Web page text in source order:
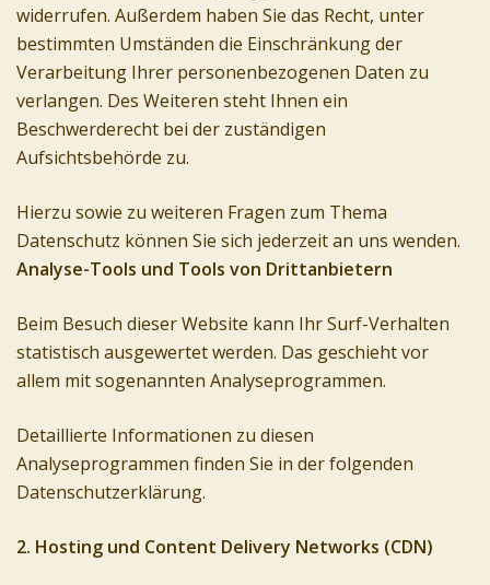
widerrufen. Außerdem haben Sie das Recht, unter
bestimmten Umständen die Einschränkung der
Verarbeitung Ihrer personenbezogenen Daten zu
verlangen. Des Weiteren steht Ihnen ein
Beschwerderecht bei der zuständigen
Aufsichtsbehörde zu.
Hierzu sowie zu weiteren Fragen zum Thema
Datenschutz können Sie sich jederzeit an uns wenden.
Analyse-Tools und Tools von Drittanbietern
Beim Besuch dieser Website kann Ihr Surf-Verhalten
statistisch ausgewertet werden. Das geschieht vor
allem mit sogenannten Analyseprogrammen.
Detaillierte Informationen zu diesen
Analyseprogrammen finden Sie in der folgenden
Datenschutzerklärung.
2. Hosting und Content Delivery Networks (CDN)